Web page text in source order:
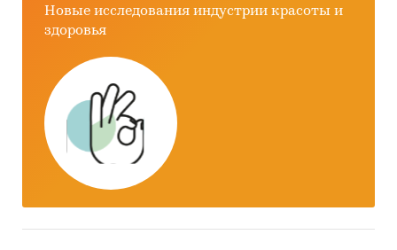
4. Результаты готовых исследований
5. Материалы отраслевых учреждений
6. Материалы участников рынка
7. Базы данныхABARUS MR.
Категории: Потребительские товары
Стройматериалы / Стекловата
Промышленность / ... / Стройматериалы /
Новые исследования индустрии красоты и
здоровья